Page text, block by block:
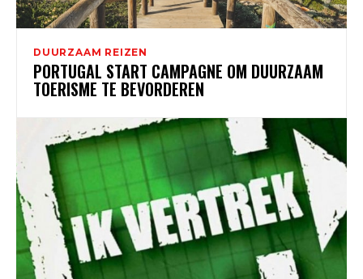
DUURZAAM REIZEN
PORTUGAL START CAMPAGNE OM DUURZAAM
TOERISME TE BEVORDEREN